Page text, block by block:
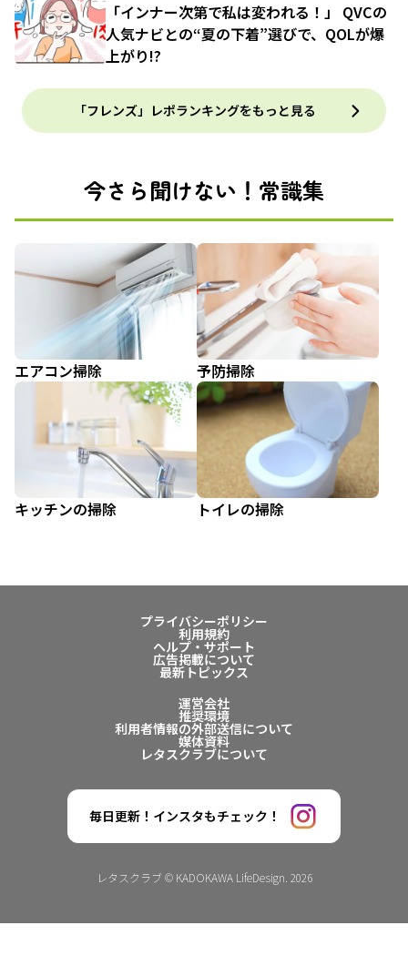
「インナー次第で私は変われる！」 QVCの
人気ナビとの“夏の下着”選びで、QOLが爆
上がり!?
「フレンズ」レポランキングをもっと見る
今さら聞けない！常識集
エアコン掃除 予防掃除
キッチンの掃除 トイレの掃除
プライバシーポリシー
利用規約
ヘルプ・サポート
広告掲載について
最新トピックス
運営会社
推奨環境
利用者情報の外部送信について
媒体資料
レタスクラブについて
毎日更新！インスタもチェック！
レタスクラブ © KADOKAWA LifeDesign. 2026